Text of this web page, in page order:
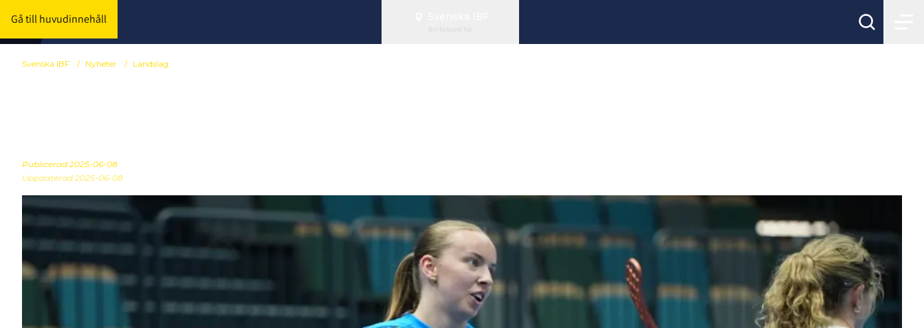
Gå till huvudinnehåll
Byt förbund här
Svenska IBF / Nyheter / Landslag
Publicerad 2025-06-08
Uppdaterad 2025-06-08